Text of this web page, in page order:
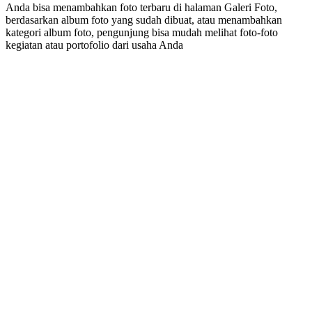
Anda bisa menambahkan foto terbaru di halaman Galeri Foto,
berdasarkan album foto yang sudah dibuat, atau menambahkan
kategori album foto, pengunjung bisa mudah melihat foto-foto
kegiatan atau portofolio dari usaha Anda